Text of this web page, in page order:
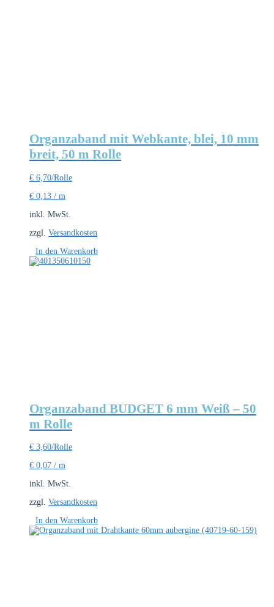
Organzaband mit Webkante, blei, 10 mm
breit, 50 m Rolle
€ 6,70/Rolle
€ 0,13 / m
inkl. MwSt.
zzgl. Versandkosten
In den Warenkorb
Organzaband BUDGET 6 mm Weiß – 50
m Rolle
€ 3,60/Rolle
€ 0,07 / m
inkl. MwSt.
zzgl. Versandkosten
In den Warenkorb